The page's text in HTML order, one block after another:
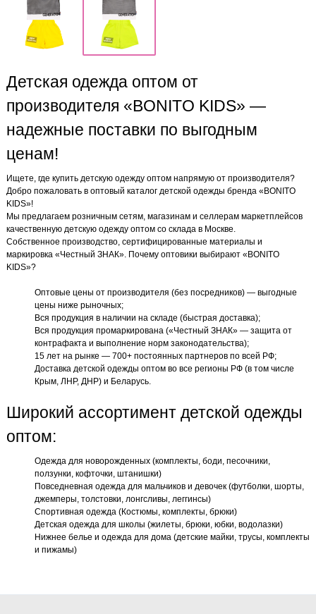
Детская одежда оптом от
производителя «BONITO KIDS» —
надежные поставки по выгодным
ценам!
Ищете, где купить детскую одежду оптом напрямую от производителя?
Добро пожаловать в оптовый каталог детской одежды бренда «BONITO
KIDS»!
Мы предлагаем розничным сетям, магазинам и селлерам маркетплейсов
качественную детскую одежду оптом со склада в Москве.
Собственное производство, сертифицированные материалы и
маркировка «Честный ЗНАК». Почему оптовики выбирают «BONITO
KIDS»?
Оптовые цены от производителя (без посредников) — выгодные
цены ниже рыночных;
Вся продукция в наличии на складе (быстрая доставка);
Вся продукция промаркирована («Честный ЗНАК» — защита от
контрафакта и выполнение норм законодательства);
15 лет на рынке — 700+ постоянных партнеров по всей РФ;
Доставка детской одежды оптом во все регионы РФ (в том числе
Крым, ЛНР, ДНР) и Беларусь.
Широкий ассортимент детской одежды
оптом:
Одежда для новорожденных (комплекты, боди, песочники,
ползунки, кофточки, штанишки)
Повседневная одежда для мальчиков и девочек (футболки, шорты,
джемперы, толстовки, лонгсливы, леггинсы)
Спортивная одежда (Костюмы, комплекты, брюки)
Детская одежда для школы (жилеты, брюки, юбки, водолазки)
Нижнее белье и одежда для дома (детские майки, трусы, комплекты
и пижамы)